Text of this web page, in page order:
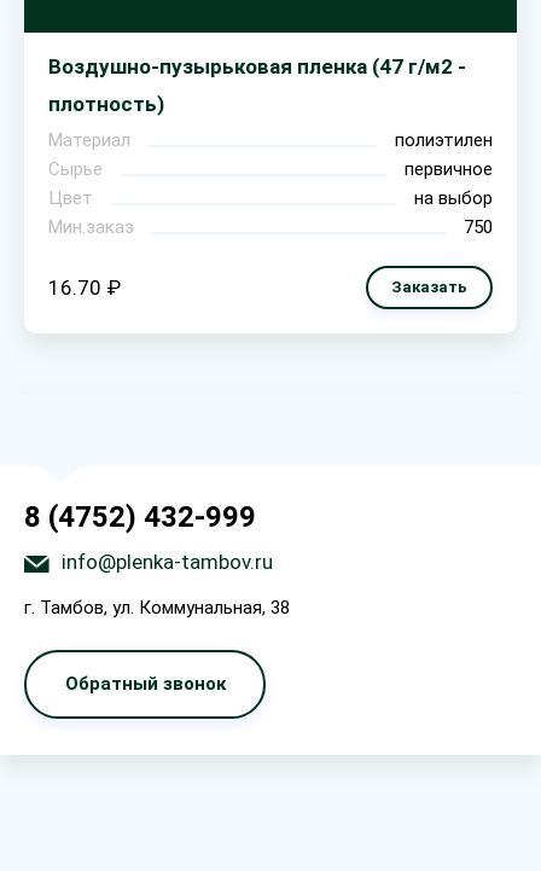
Воздушно-пузырьковая пленка (47 г/м2 -
плотность)
Материал
полиэтилен
Сырье
первичное
Цвет
на выбор
Мин.заказ
750
16.70 ₽ Заказать
8 (4752) 432-999
info@plenka-tambov.ru
г. Тамбов, ул. Коммунальная, 38
Обратный звонок